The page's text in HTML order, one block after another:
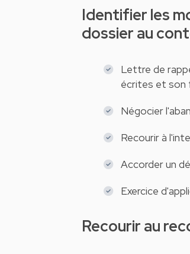
Identifier les moyens à sa disposition pour éviter le passage d'un
dossier au
Lettre de
écrites et son
Négocier
Recourir à
Accorder un
Exercice
Recourir au